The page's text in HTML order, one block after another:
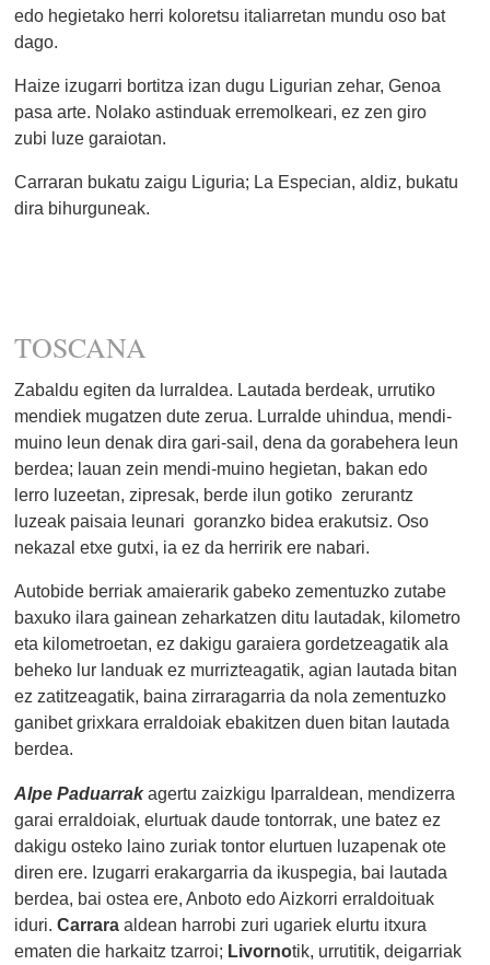
edo hegietako herri koloretsu italiarretan mundu oso bat
dago.
Haize izugarri bortitza izan dugu Ligurian zehar, Genoa
pasa arte. Nolako astinduak erremolkeari, ez zen giro
zubi luze garaiotan.
Carraran bukatu zaigu Liguria; La Especian, aldiz, bukatu
dira bihurguneak.
TOSCANA
Zabaldu egiten da lurraldea. Lautada berdeak, urrutiko
mendiek mugatzen dute zerua. Lurralde uhindua, mendi-
muino leun denak dira gari-sail, dena da gorabehera leun
berdea; lauan zein mendi-muino hegietan, bakan edo
lerro luzeetan, zipresak, berde ilun gotiko zerurantz
luzeak paisaia leunari goranzko bidea erakutsiz. Oso
nekazal etxe gutxi, ia ez da herririk ere nabari.
Autobide berriak amaierarik gabeko zementuzko zutabe
baxuko ilara gainean zeharkatzen ditu lautadak, kilometro
eta kilometroetan, ez dakigu garaiera gordetzeagatik ala
beheko lur landuak ez murrizteagatik, agian lautada bitan
ez zatitzeagatik, baina zirraragarria da nola zementuzko
ganibet grixkara erraldoiak ebakitzen duen bitan lautada
berdea.
Alpe Paduarrak agertu zaizkigu Iparraldean, mendizerra
garai erraldoiak, elurtuak daude tontorrak, une batez ez
dakigu osteko laino zuriak tontor elurtuen luzapenak ote
diren ere. Izugarri erakargarria da ikuspegia, bai lautada
berdea, bai ostea ere, Anboto edo Aizkorri erraldoituak
iduri.Carrara aldean harrobi zuri ugariek elurtu itxura
ematen die harkaitz tzarroi; Livornotik, urrutitik, deigarriak